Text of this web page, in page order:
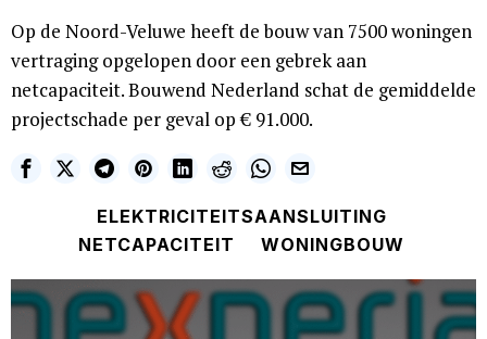
Op de Noord-Veluwe heeft de bouw van 7500 woningen
vertraging opgelopen door een gebrek aan
netcapaciteit. Bouwend Nederland schat de gemiddelde
projectschade per geval op € 91.000.
ELEKTRICITEITSAANSLUITING
NETCAPACITEIT
WONINGBOUW